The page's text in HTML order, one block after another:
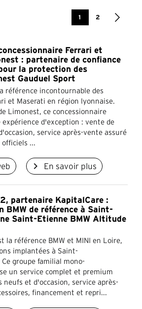
1 2
Ferrari et
: partenaire de confiance
la protection des
Gauduel Sport
référence incontournable des
et Maserati en région lyonnaise.
Limonest, ce concessionnaire
d'exception : vente de
service après-vente assuré
...
navigate_next En savoir plus
partenaire KapitalCare :
BMW de référence à Saint-
Saint-Etienne BMW Altitude
la référence BMW et MINI en Loire,
implantées à Saint-
groupe familial mono-
un service complet et premium
neufs et d'occasion, service après-
financement et repri...